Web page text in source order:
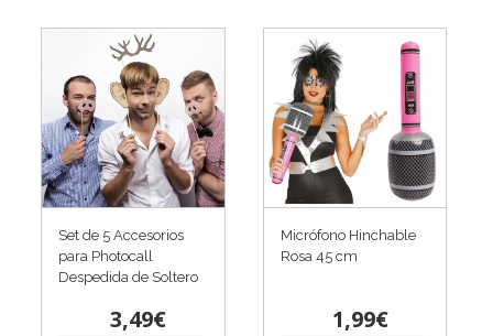
Set de 5 Accesorios
para Photocall
Despedida de Soltero
3,49€
Micrófono Hinchable
Rosa 45 cm
1,99€